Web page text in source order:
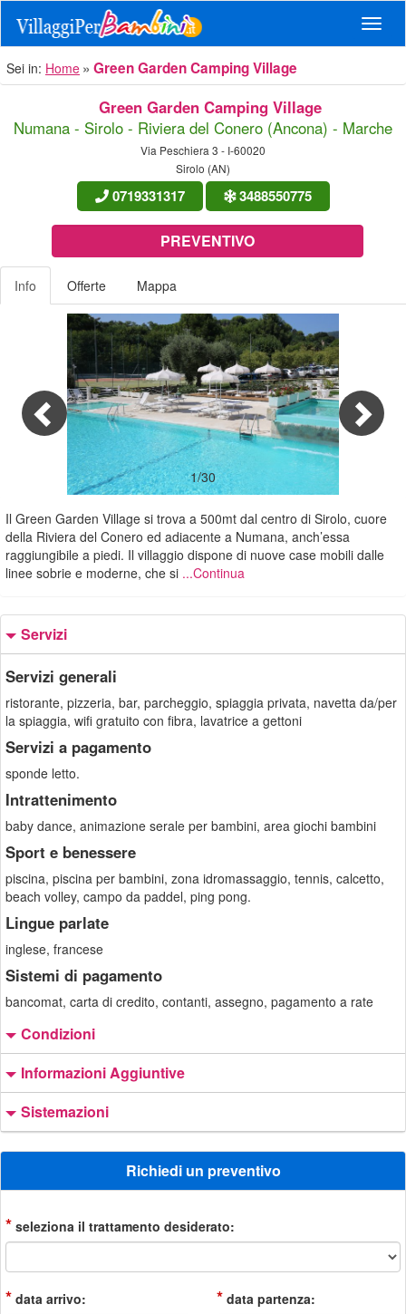
Sei in: Home Green Garden Camping Village
Green Garden Camping Village
Numana - Sirolo - Riviera del Conero (Ancona) - Marche
Via Peschiera 3 - I-60020
Sirolo (AN)
0719331317 3488550775
PREVENTIVO
Info Offerte Mappa
1/30
Previous
Il Green Garden Village si trova a 500mt dal centro di Sirolo, cuore
della Riviera del Conero ed adiacente a Numana, anch’essa
raggiungibile a piedi. Il villaggio dispone di nuove case mobili dalle
linee sobrie e moderne, che si ...Continua
Servizi
Servizi generali
ristorante, pizzeria, bar, parcheggio, spiaggia privata, navetta da/per
la spiaggia, wifi gratuito con fibra, lavatrice a gettoni
Servizi a pagamento
sponde letto.
Intrattenimento
baby dance, animazione serale per bambini, area giochi bambini
Sport e benessere
piscina, piscina per bambini, zona idromassaggio, tennis, calcetto,
beach volley, campo da paddel, ping pong.
Lingue parlate
inglese, francese
Sistemi di pagamento
bancomat, carta di credito, contanti, assegno, pagamento a rate
Condizioni
Informazioni Aggiuntive
Sistemazioni
Richiedi un preventivo
* seleziona il trattamento desiderato:
* data arrivo: * data partenza: